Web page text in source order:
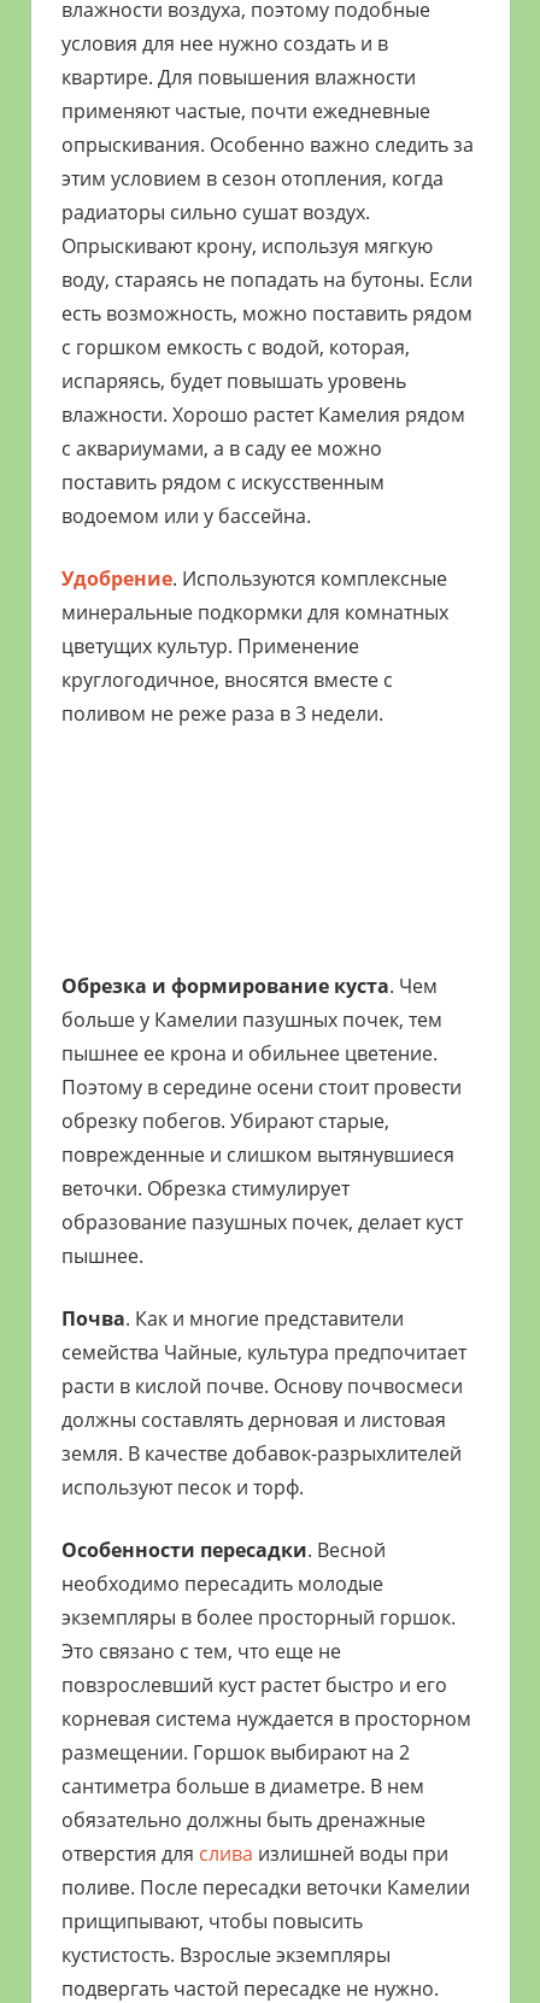
влажности воздуха, поэтому подобные
условия для нее нужно создать и в
квартире. Для повышения влажности
применяют частые, почти ежедневные
опрыскивания. Особенно важно следить за
этим условием в сезон отопления, когда
радиаторы сильно сушат воздух.
Опрыскивают крону, используя мягкую
воду, стараясь не попадать на бутоны. Если
есть возможность, можно поставить рядом
с горшком емкость с водой, которая,
испаряясь, будет повышать уровень
влажности. Хорошо растет Камелия рядом
с аквариумами, а в саду ее можно
поставить рядом с искусственным
водоемом или у бассейна.
Удобрение. Используются комплексные
минеральные подкормки для комнатных
цветущих культур. Применение
круглогодичное, вносятся вместе с
поливом не реже раза в 3 недели.
Обрезка и формирование куста. Чем
больше у Камелии пазушных почек, тем
пышнее ее крона и обильнее цветение.
Поэтому в середине осени стоит провести
обрезку побегов. Убирают старые,
поврежденные и слишком вытянувшиеся
веточки. Обрезка стимулирует
образование пазушных почек, делает куст
пышнее.
Почва. Как и многие представители
семейства Чайные, культура предпочитает
расти в кислой почве. Основу почвосмеси
должны составлять дерновая и листовая
земля. В качестве добавок-разрыхлителей
используют песок и торф.
Особенности пересадки. Весной
необходимо пересадить молодые
экземпляры в более просторный горшок.
Это связано с тем, что еще не
повзрослевший куст растет быстро и его
корневая система нуждается в просторном
размещении. Горшок выбирают на 2
сантиметра больше в диаметре. В нем
обязательно должны быть дренажные
отверстия для слива излишней воды при
поливе. После пересадки веточки Камелии
прищипывают, чтобы повысить
кустистость. Взрослые экземпляры
подвергать частой пересадке не нужно.